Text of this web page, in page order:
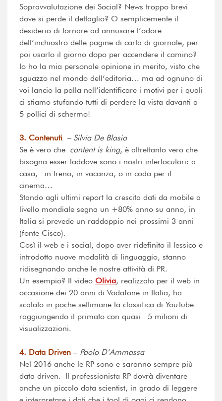
Sopravvalutazione dei Social? News troppo brevi
dove si perde il dettaglio? O semplicemente il
desiderio di tornare ad annusare l’odore
dell’inchiostro delle pagine di carta di giornale, per
poi usarlo il giorno dopo per accendere il camino?
Io ho la mia personale opinione in merito, visto che
sguazzo nel mondo dell’editoria… ma ad ognuno di
voi lancio la palla nell’identificare i motivi per i quali
ci stiamo stufando tutti di perdere la vista davanti a
5 pollici di schermo!
3. Contenuti – Silvia De Blasio
Se è vero che content is king, è altrettanto vero che
bisogna esser laddove sono i nostri interlocutori: a
casa, in treno, in vacanza, o in coda per il
cinema…
Stando agli ultimi report la crescita dati da mobile a
livello mondiale segna un +80% anno su anno, in
Italia si prevede un raddoppio nei prossimi 3 anni
(fonte Cisco).
Così il web e i social, dopo aver ridefinito il lessico e
introdotto nuove modalità di linguaggio, stanno
ridisegnando anche le nostre attività di PR.
Un esempio? Il video Olivia, realizzato per il web in
occasione dei 20 anni di Vodafone in Italia, ha
scalato in poche settimane la classifica di YouTube
raggiungendo il primato con quasi 5 milioni di
visualizzazioni.
4. Data Driven – Paolo D’Ammassa
Nel 2016 anche le RP sono e saranno sempre più
data driven. Il professionista RP dovrà diventare
anche un piccolo data scientist, in grado di leggere